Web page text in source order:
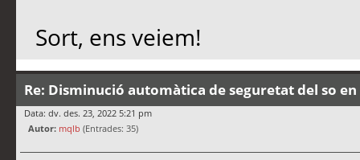
Sort, ens veiem!
Re: Disminució automàtica de seguretat del so
Data: dv. des. 23, 2022 5:21 pm
Autor: mqlb (Entrades: 35)